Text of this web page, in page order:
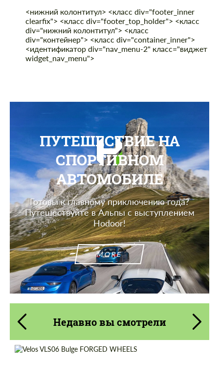
<нижний колонтитул> <класс div="footer_inner
clearfix"> <класс div="footer_top_holder"> <класс
div="нижний колонтитул"> <класс
div="контейнер"> <класс div="container_inner">
<идентификатор div="nav_menu-2" класс="виджет
widget_nav_menu">
ПУТЕШЕСТВИЕ НА
СПОРТИВНОМ
АВТОМОБИЛЕ
Готовы к главному приключению года?
Путешествуйте в Альпы с выступлением
Hodoor!
MORE
Недавно вы смотрели